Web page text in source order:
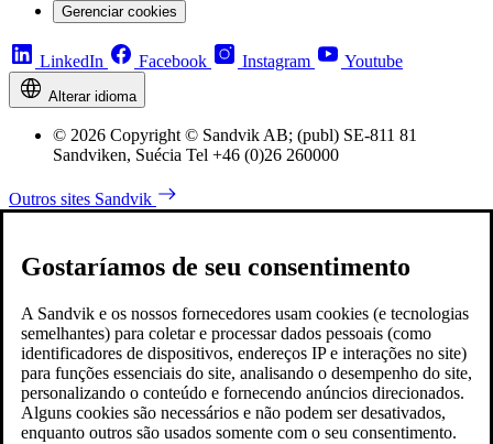
Gerenciar cookies
LinkedIn Facebook Instagram Youtube
Alterar idioma
© 2026 Copyright © Sandvik AB; (publ) SE-811 81
Sandviken, Suécia Tel +46 (0)26 260000
Outros sites Sandvik
Gostaríamos de seu consentimento
A Sandvik e os nossos fornecedores usam cookies (e tecnologias
semelhantes) para coletar e processar dados pessoais (como
identificadores de dispositivos, endereços IP e interações no site)
para funções essenciais do site, analisando o desempenho do site,
personalizando o conteúdo e fornecendo anúncios direcionados.
Alguns cookies são necessários e não podem ser desativados,
enquanto outros são usados somente com o seu consentimento.